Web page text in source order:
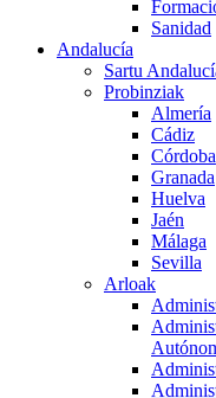
Sanidad
Andalucía
Sartu
Probinziak
Almería
Cádiz
Córdoba
Granada
Huelva
Jaén
Málaga
Sevilla
Arloak